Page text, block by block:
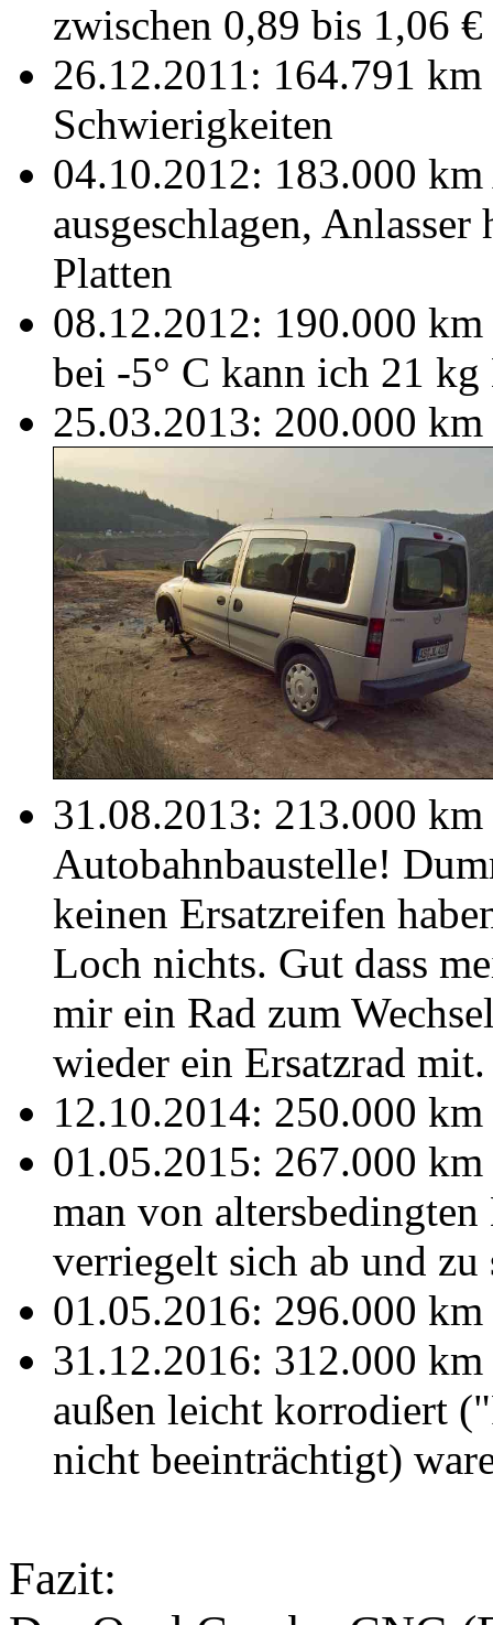
zwischen 0,89 bis 1,06
26.12.2011: 164.791 km
Schwierigkeiten
04.10.2012: 183.000
ausgeschlagen,
Platten
08.12.2012: 190.000 km
bei -5° C kann ich 21 kg
25.03.2013: 200.000
31.08.2013: 213.000
Autobahnbaustelle!
keinen Ersatzreifen
Loch nichts. Gut dass
mir ein Rad zum
wieder ein Ersatzrad mit.
12.10.2014: 250.000
01.05.2015: 267.000
man von
verriegelt sich ab und zu
01.05.2016: 296.000
31.12.2016: 312.000
außen leicht korrodiert
nicht beeinträchtigt)
Fazit: